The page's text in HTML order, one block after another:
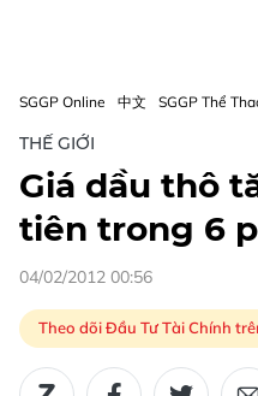
SGGP Online 中文 SGGP Thể
THẾ GIỚI
Giá dầu thô
tiên trong 6
04/02/2012 00:56
Theo dõi Đầu Tư Tài Chính